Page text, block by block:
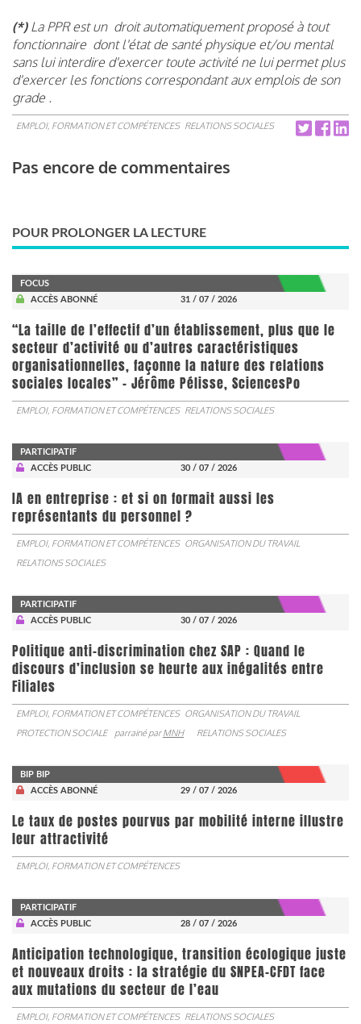
(*) La PPR est un droit automatiquement proposé à tout
fonctionnaire dont l'état de santé physique et/ou mental
sans lui interdire d'exercer toute activité ne lui permet plus
d'exercer les fonctions correspondant aux emplois de son
grade .
EMPLOI, FORMATION ET COMPÉTENCES RELATIONS SOCIALES
Pas encore de commentaires
POUR PROLONGER LA LECTURE
FOCUS
ACCÈS ABONNÉ
31 / 07 / 2026
“La taille de l’effectif d’un établissement, plus que le
secteur d’activité ou d’autres caractéristiques
organisationnelles, façonne la nature des relations
sociales locales” - Jérôme Pélisse, SciencesPo
EMPLOI, FORMATION ET COMPÉTENCES RELATIONS SOCIALES
PARTICIPATIF
ACCÈS PUBLIC
30 / 07 / 2026
IA en entreprise : et si on formait aussi les
représentants du personnel ?
EMPLOI, FORMATION ET COMPÉTENCES ORGANISATION DU TRAVAIL
RELATIONS SOCIALES
PARTICIPATIF
ACCÈS PUBLIC
30 / 07 / 2026
Politique anti-discrimination chez SAP : Quand le
discours d’inclusion se heurte aux inégalités entre
Filiales
EMPLOI, FORMATION ET COMPÉTENCES ORGANISATION DU TRAVAIL
PROTECTION SOCIALE
parrainé parMNH RELATIONS SOCIALES
BIP BIP
ACCÈS ABONNÉ
29 / 07 / 2026
Le taux de postes pourvus par mobilité interne illustre
leur attractivité
EMPLOI, FORMATION ET COMPÉTENCES
PARTICIPATIF
ACCÈS PUBLIC
28 / 07 / 2026
Anticipation technologique, transition écologique juste
et nouveaux droits : la stratégie du SNPEA-CFDT face
aux mutations du secteur de l’eau
EMPLOI, FORMATION ET COMPÉTENCES RELATIONS SOCIALES